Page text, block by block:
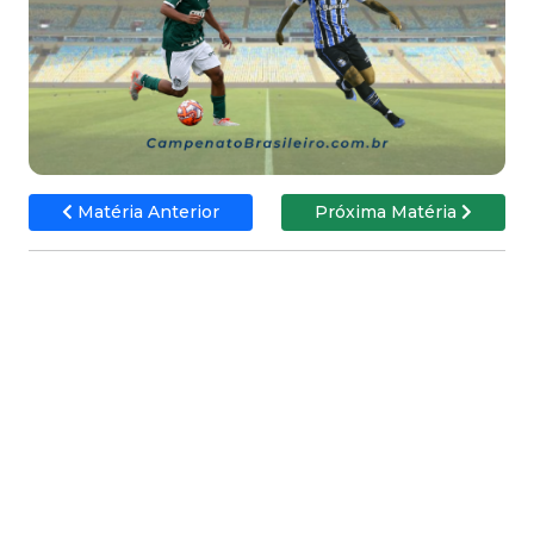
Matéria Anterior Próxima Matéria